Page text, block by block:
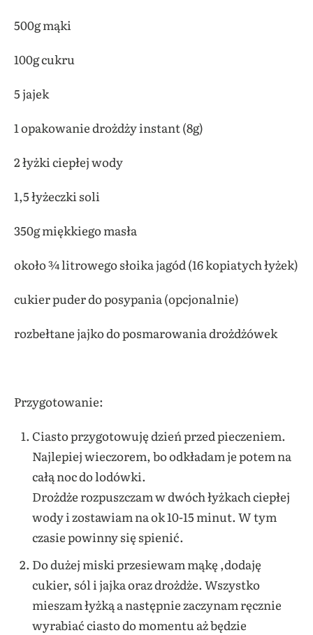
500g mąki
100g cukru
5 jajek
1 opakowanie drożdży instant (8g)
2 łyżki ciepłej wody
1,5 łyżeczki soli
350g miękkiego masła
około ¾ litrowego słoika jagód (16 kopiatych łyżek)
cukier puder do posypania (opcjonalnie)
rozbełtane jajko do posmarowania drożdżówek
Przygotowanie:
Ciasto przygotowuję dzień przed pieczeniem.
Najlepiej wieczorem, bo odkładam je potem na
całą noc do lodówki.
Drożdże rozpuszczam w dwóch łyżkach ciepłej
wody i zostawiam na ok 10-15 minut. W tym
czasie powinny się spienić.
Do dużej miski przesiewam mąkę ,dodaję
cukier, sól i jajka oraz drożdże. Wszystko
mieszam łyżką a następnie zaczynam ręcznie
wyrabiać ciasto do momentu aż będzie